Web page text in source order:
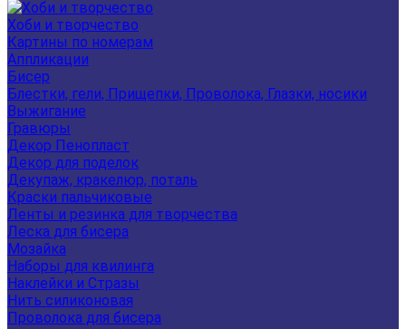
Хоби и творчество
Картины по номерам
Аппликации
Бисер
Блестки, гели, Прищепки, Проволока, Глазки, носики
Выжигание
Гравюры
Декор Пенопласт
Декор для поделок
Декупаж, кракелюр, поталь
Краски пальчиковые
Ленты и резинка для творчества
Леска для бисера
Мозайка
Наборы для квилинга
Наклейки и Стразы
Нить силиконовая
Проволока для бисера